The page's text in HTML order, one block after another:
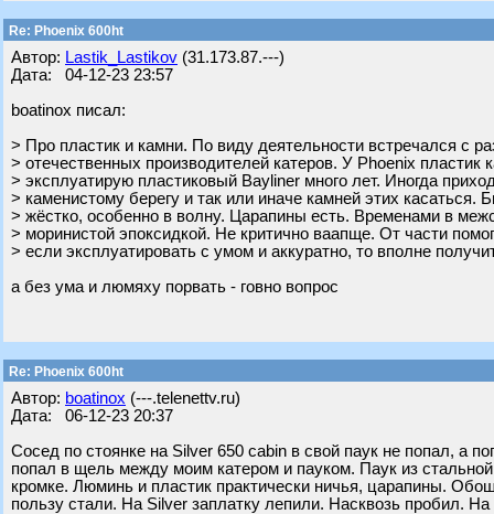
Re: Phoenix 600ht
Автор: Lastik_Lastikov (31.173.87.---)
Дата: 04-12-23 23:57
boatinox писал:
> Про пластик и камни. По виду деятельности встречался с
> отечественных производителей катеров. У Phoenix пластик
> эксплуатирую пластиковый Bayliner много лет. Иногда
> каменистому берегу и так или иначе камней этих касаться.
> жёстко, особенно в волну. Царапины есть. Временами в
> моринистой эпоксидкой. Не критично ваапще. От части
> если эксплуатировать с умом и аккуратно, то вполне
а без ума и люмяху порвать - говно вопрос
Re: Phoenix 600ht
Автор: boatinox (---.telenettv.ru)
Дата: 06-12-23 20:37
Сосед по стоянке на Silver 650 cabin в свой паук не попал, а
попал в щель между моим катером и пауком. Паук из
кромке. Люминь и пластик практически ничья, царапины.
пользу стали. На Silver заплатку лепили. Насквозь пробил.